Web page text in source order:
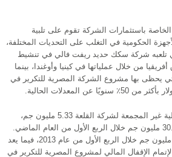
باستثمارات الشركة تقوم على تلبية
الحكومية في التغلب على التحديات المختلفة،
تلعبه شركة سكك حديد ريفت فالي في تنشيط
من خلال عملياتها في كينيا وأوغندا، بينما
التي يحظى بها مشروع الشركة المصرية للتكرير في
المعدلات الحالية.
بلغ صافي الأرباح بالنتائج المالية غير المجمعة لشركة القلعة 5.33 مليون جم،
مقابل صافي خسائر بقيمة 30.5 مليون جم خلال الربع الأول من العام الماضي.
وبلغت إيرادات الشركة 20.2 مليون جم خلال الربع الأول من عام 2013، فيما يعد
17.2% نظرًا لإتمام الإقفال المالي لمشروع المصرية للتكرير في